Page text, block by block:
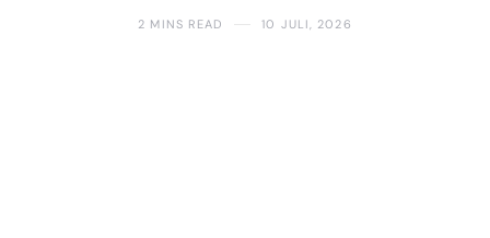
2 MINS READ 10 JULI, 2026